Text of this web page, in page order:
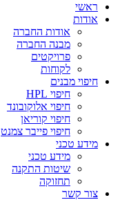
ראשי
אודות
אודות החברה
מבנה החברה
פרויקטים
לקוחות
חיפוי מבנים
חיפוי HPL
חיפוי אלוקובונד
חיפוי קוריאן
חיפוי פייבר צמנט
מידע טכני
מידע טכני
שיטות התקנה
תחזוקה
צור קשר